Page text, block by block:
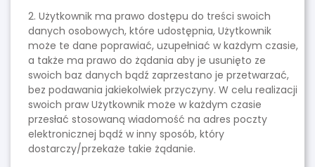
2. Użytkownik ma prawo dostępu do treści swoich
danych osobowych, które udostępnia, Użytkownik
może te dane poprawiać, uzupełniać w każdym czasie,
a także ma prawo do żądania aby je usunięto ze
swoich baz danych bądź zaprzestano je przetwarzać,
bez podawania jakiekolwiek przyczyny. W celu realizacji
swoich praw Użytkownik może w każdym czasie
przesłać stosowaną wiadomość na adres poczty
elektronicznej bądź w inny sposób, który
dostarczy/przekaże takie żądanie.